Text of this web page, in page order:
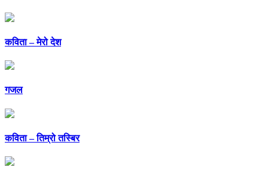
कविता – मेरो देश
गजल
कविता – तिम्रो तस्बिर